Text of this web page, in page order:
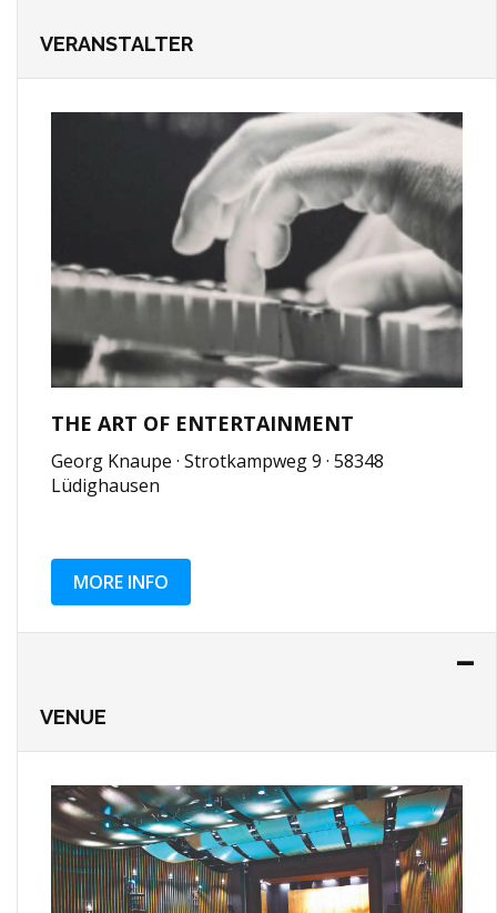
VERANSTALTER
THE ART OF ENTERTAINMENT
Georg Knaupe · Strotkampweg 9 · 58348
Lüdighausen
MORE INFO
VENUE